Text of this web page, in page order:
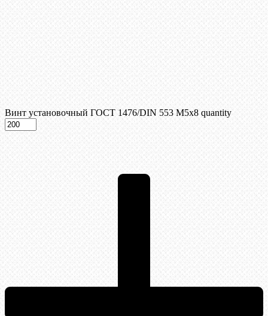
Винт установочный ГОСТ 1476/DIN 553 М5x8 quantity